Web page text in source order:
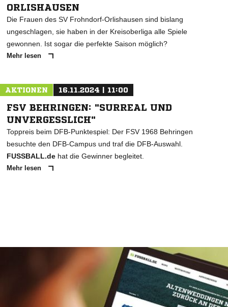
ORLISHAUSEN
Die Frauen des SV Frohndorf-Orlishausen sind bislang
ungeschlagen, sie haben in der Kreisoberliga alle Spiele
gewonnen. Ist sogar die perfekte Saison möglich?
Mehr lesen
AKTIONEN 16.11.2024 | 11:00
FSV BEHRINGEN: "SURREAL UND
UNVERGESSLICH"
Toppreis beim DFB-Punktespiel: Der FSV 1968 Behringen
besuchte den DFB-Campus und traf die DFB-Auswahl.
FUSSBALL.de hat die Gewinner begleitet.
Mehr lesen